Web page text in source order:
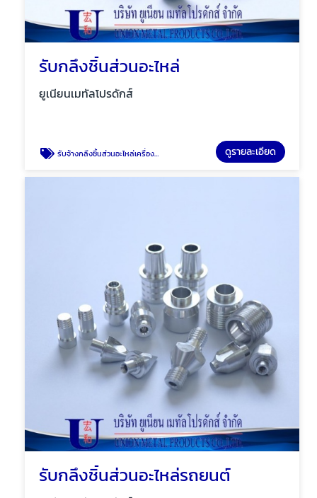
รับกลึงชิ้นส่วนอะไหล่
ยูเนียนเมทัลโปรดักส์
รับจ้างกลึงชิ้นส่วนอะไหล่เครื่องจักรกล ดูรายละเอียด
รับกลึงชิ้นส่วนอะไหล่รถยนต์